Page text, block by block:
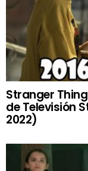
Stranger
de Televisión
2022)